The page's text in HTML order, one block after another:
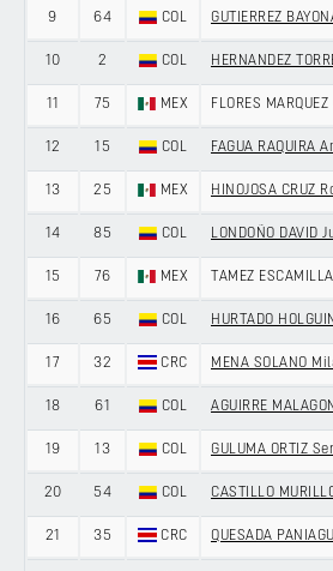
9 64 COL GUTIERREZ
10 2 COL HERNANDEZ
11 75 MEX FLORES
12 15 COL FAGUA RAQUIRA
13 25 MEX HINOJOSA CRUZ
14 85 COL LONDOÑO DAVID
15 76 MEX TAMEZ
16 65 COL HURTADO
17 32 CRC MENA SOLANO
18 61 COL AGUIRRE
19 13 COL GULUMA ORTIZ
20 54 COL CASTILLO
21 35 CRC QUESADA